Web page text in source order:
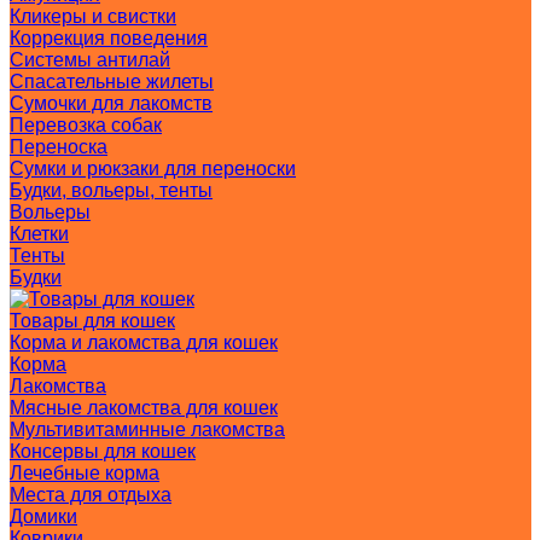
Кликеры и свистки
Коррекция поведения
Системы антилай
Спасательные жилеты
Сумочки для лакомств
Перевозка собак
Переноска
Сумки и рюкзаки для переноски
Будки, вольеры, тенты
Вольеры
Клетки
Тенты
Будки
Товары для кошек
Корма и лакомства для кошек
Корма
Лакомства
Мясные лакомства для кошек
Мультивитаминные лакомства
Консервы для кошек
Лечебные корма
Места для отдыха
Домики